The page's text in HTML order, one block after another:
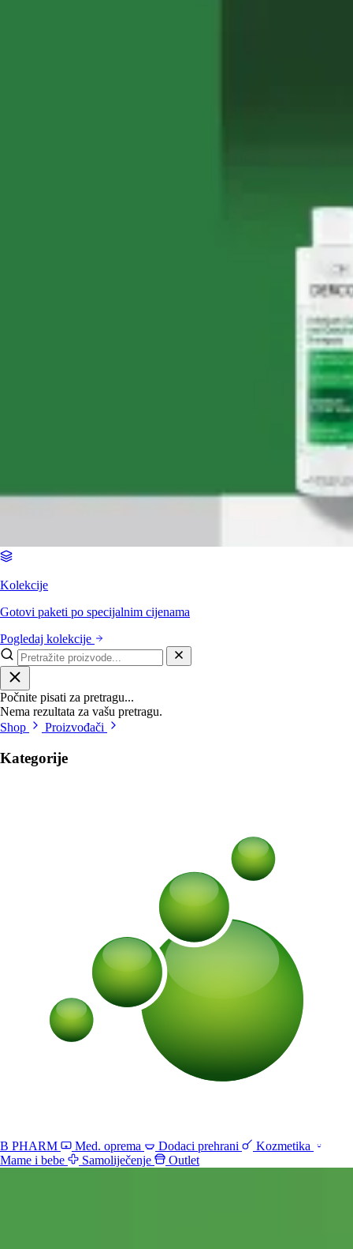
Kolekcije
Gotovi paketi po specijalnim cijenama
Pogledaj kolekcije
Počnite pisati za pretragu...
Nema rezultata za vašu pretragu.
Shop
Proizvođači
Kategorije
B PHARM Med. oprema Dodaci prehrani
Kozmetika
Mame i bebe
Samoliječenje Outlet